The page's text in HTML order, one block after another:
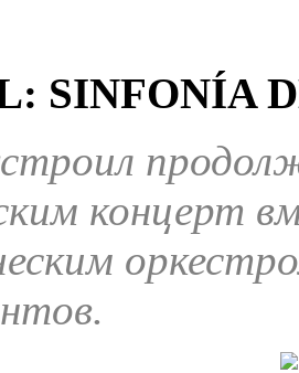
SINFONÍA
концерт